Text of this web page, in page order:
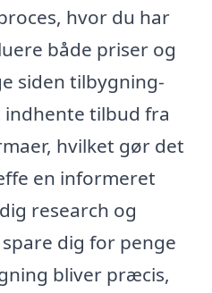
hvor du har
både priser og
siden tilbygning-
tilbud fra
hvilket gør det
en informeret
research og
dig for penge
bliver præcis,